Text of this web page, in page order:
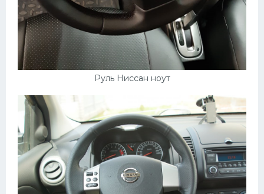
Руль Ниссан ноут